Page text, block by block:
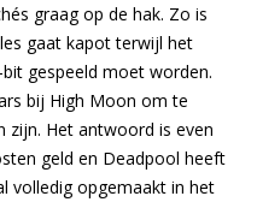
graag op de hak. Zo is
gaat kapot terwijl het
gespeeld moet worden.
bij High Moon om te
zijn. Het antwoord is even
geld en Deadpool heeft
volledig opgemaakt in het